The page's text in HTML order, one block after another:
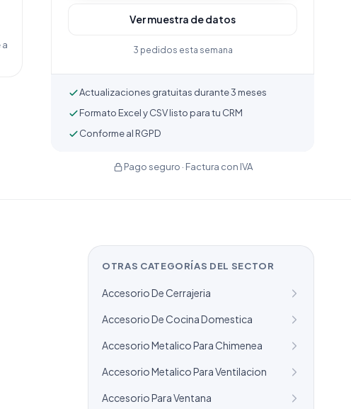
Ver muestra de datos
3 pedidos esta semana
Actualizaciones gratuitas durante 3 meses
Formato Excel y CSV listo para tu CRM
Conforme al RGPD
Pago seguro · Factura con IVA
OTRAS CATEGORÍAS DEL SECTOR
Accesorio De Cerrajeria
Accesorio De Cocina Domestica
Accesorio Metalico Para Chimenea
Accesorio Metalico Para Ventilacion
Accesorio Para Ventana